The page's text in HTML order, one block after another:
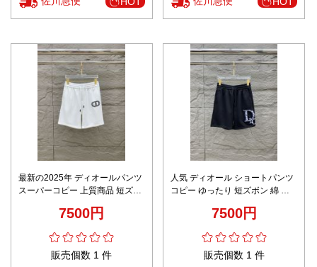
最新の2025年 ディオールパンツ
スーパーコピー 上質商品 短ズボ
7500円
販売個数 1 件
人気 ディオール ショートパンツ
コピー ゆったり 短ズボン 綿 メ
7500円
販売個数 1 件